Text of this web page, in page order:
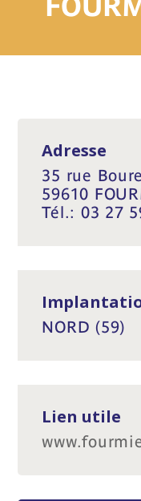
Adresse
35 rue
59610
Tél.: 03 27
NORD (59)
Lien utile